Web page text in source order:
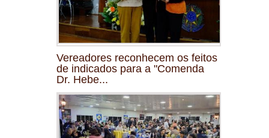
Vereadores reconhecem os feitos
de indicados para a "Comenda
Dr. Hebe...